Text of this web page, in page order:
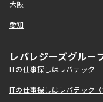
大阪
愛知
レバレジーズグルー
ITの仕事探しはレバテック
ITの仕事探しはレバテック